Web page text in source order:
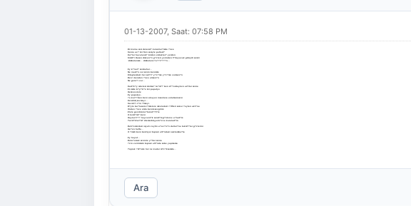
01-13-2007, Saat: 07:58 PM
Bir korna sesi doland? kulaklar?mda ?nce
Sonra ac? bir fren sesiyle patlad?
Ku?lar havaland? birden olduklar? yerden
Simit?i Hasan Amcan?n g?zleri yerinden f?rlayacak gibiydi sanki
-Ambulansss.... Ambulans ?a??r????n...
Ey k?nal? sonbahar...
Ne inad?n var senin benimle
Kitaplardaki her sat?r? y?z?me y?z?me vurman?n
Ben'i benden ?nce alman?n
Ne gere?i var...
Kad?k?y iskelesi dolmu? ta?m?? ben d??ardayken as?rlar sonra
ELimde b?y?k?e bir papatya
Herkes elele
Ey papatya..
?u kar??dan beni okuyan insanlara anlatsam seni
Kendimi,sevmeyi...
Sevdi?i i?in ?lmeyi.
B?yle ba?lasam c?mlelere iskeledeki ?iftleri sokar ?eytan akl?na
Ondan ?nce oldu benim sevgilim
Elele gezdim ko?tum d??t?m
O kald?rd? beni
Haylazl??? hayvanl?k sand?m g?nlerce a?lad?m
Yazd?klar?m? silemedim,yaln?zca karalad?m..
Bah?emizdeki siyah zeytin a?ac?n?n dallar?na takm??lar g?zlerini
Ge?en hafta...
O ?imdi beni bekliyor toprak alt?ndaki saklamba?ta
Ey hayat...
Bulu?ursak seninle y?llar sonra
?zin veririmisin toprak alt?nda sobe yapmama
Toprak ?st?nde her ne kadar m?z?ksamda...
Ara